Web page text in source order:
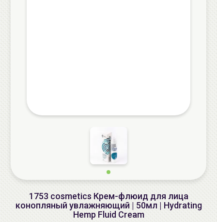
1753 cosmetics Крем-флюид для лица
конопляный увлажняющий | 50мл | Hydrating
Hemp Fluid Cream